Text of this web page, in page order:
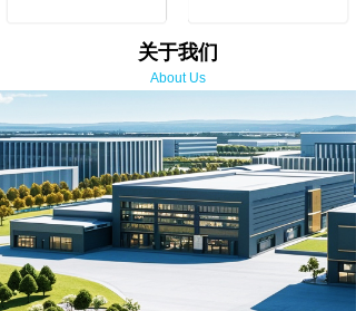
关于我们
About Us